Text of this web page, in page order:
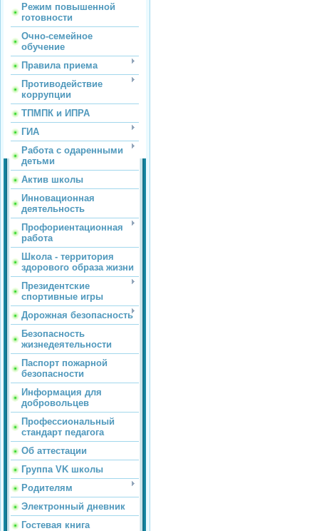
Режим повышенной
готовности
Очно-семейное
обучение
Правила приема
Противодействие
коррупции
ТПМПК и ИПРА
ГИА
Работа с одаренными
детьми
Актив школы
Инновационная
деятельность
Профориентационная
работа
Школа - территория
здорового образа жизни
Президентские
спортивные игры
Дорожная безопасность
Безопасность
жизнедеятельности
Паспорт пожарной
безопасности
Информация для
добровольцев
Профессиональный
стандарт педагога
Об аттестации
Группа VK школы
Родителям
Электронный дневник
Гостевая книга